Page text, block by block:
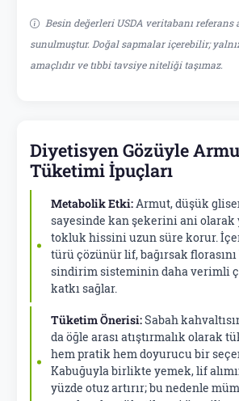
Besin değerleri USDA veritabanı referans
sunulmuştur. Doğal sapmalar içerebilir;
amaçlıdır ve tıbbi tavsiye niteliği taşımaz.
Diyetisyen Gözüyle
Tüketimi İpuçları
Metabolik Etki:Armut, düşük
sayesinde kan şekerini ani olarak
tokluk hissini uzun süre korur.
türü çözünür lif, bağırsak
sindirim sisteminin daha verimli
katkı sağlar.
Tüketim Önerisi:Sabah
da öğle arası atıştırmalık olarak
hem pratik hem doyurucu bir
Kabuğuyla birlikte yemek, lif
yüzde otuz artırır; bu nedenle